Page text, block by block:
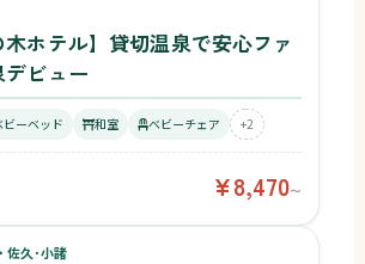
木ホテル】貸切温泉で安心ファ
デビュー
ビーベッド 和室 ベビーチェア +2
¥8,470〜
佐久･小諸